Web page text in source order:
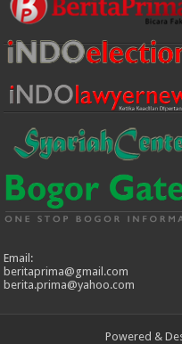
Email:
beritaprima@gmail.com
berita.prima@yahoo.com
Powered &